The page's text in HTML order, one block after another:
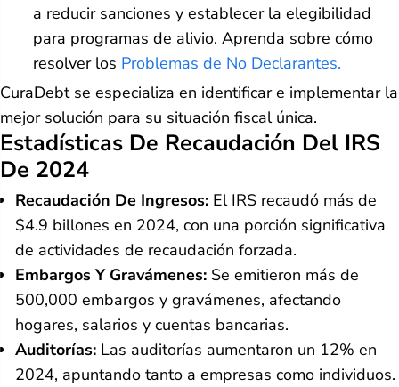
a reducir sanciones y establecer la elegibilidad
para programas de alivio. Aprenda sobre cómo
resolver los Problemas de No Declarantes.
CuraDebt se especializa en identificar e implementar la
mejor solución para su situación fiscal única.
Estadísticas De Recaudación Del IRS
De 2024
Recaudación De Ingresos: El IRS recaudó más de
$4.9 billones en 2024, con una porción significativa
de actividades de recaudación forzada.
Embargos Y Gravámenes: Se emitieron más de
500,000 embargos y gravámenes, afectando
hogares, salarios y cuentas bancarias.
Auditorías: Las auditorías aumentaron un 12% en
2024, apuntando tanto a empresas como individuos.